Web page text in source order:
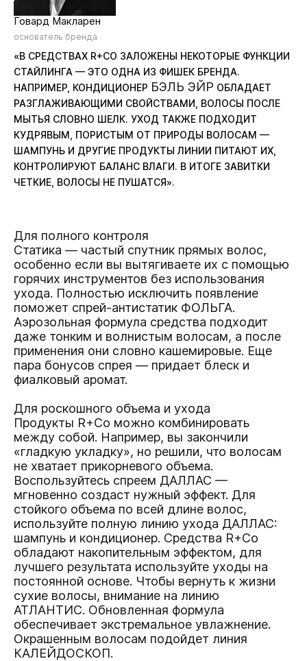
Говард Макларен
основатель бренда
«В СРЕДСТВАХ R+CO ЗАЛОЖЕНЫ НЕКОТОРЫЕ ФУНКЦИИ
СТАЙЛИНГА — ЭТО ОДНА ИЗ ФИШЕК БРЕНДА.
НАПРИМЕР, КОНДИЦИОНЕР БЭЛЬ ЭЙР ОБЛАДАЕТ
РАЗГЛАЖИВАЮЩИМИ СВОЙСТВАМИ, ВОЛОСЫ ПОСЛЕ
МЫТЬЯ СЛОВНО ШЕЛК. УХОД ТАКЖЕ ПОДХОДИТ
КУДРЯВЫМ, ПОРИСТЫМ ОТ ПРИРОДЫ ВОЛОСАМ —
ШАМПУНЬ И ДРУГИЕ ПРОДУКТЫ ЛИНИИ ПИТАЮТ ИХ,
КОНТРОЛИРУЮТ БАЛАНС ВЛАГИ. В ИТОГЕ ЗАВИТКИ
ЧЕТКИЕ, ВОЛОСЫ НЕ ПУШАТСЯ».
Для полного контроля
Статика — частый спутник прямых волос,
особенно если вы вытягиваете их с помощью
горячих инструментов без использования
ухода. Полностью исключить появление
поможет спрей-антистатик ФОЛЬГА.
Аэрозольная формула средства подходит
даже тонким и волнистым волосам, а после
применения они словно кашемировые. Еще
пара бонусов спрея — придает блеск и
фиалковый аромат.
Для роскошного объема и ухода
Продукты R+Co можно комбинировать
между собой. Например, вы закончили
«гладкую укладку», но решили, что волосам
не хватает прикорневого объема.
Воспользуйтесь спреем ДАЛЛАС —
мгновенно создаст нужный эффект. Для
стойкого объема по всей длине волос,
используйте полную линию ухода ДАЛЛАС:
шампунь и кондиционер. Средства R+Co
обладают накопительным эффектом, для
лучшего результата используйте уходы на
постоянной основе. Чтобы вернуть к жизни
сухие волосы, внимание на линию
АТЛАНТИС. Обновленная формула
обеспечивает экстремальное увлажнение.
Окрашенным волосам подойдет линия
КАЛЕЙДОСКОП.